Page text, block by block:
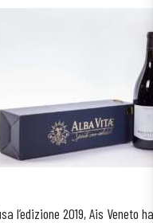
l’edizione 2019, Ais